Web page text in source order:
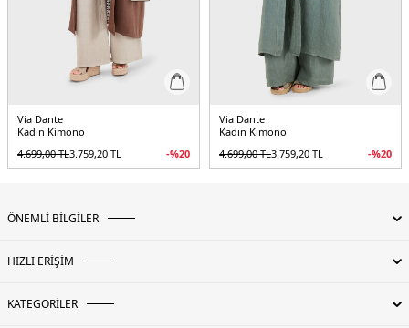
Via Dante
Kadın Kimono
4.699,00TL3.759,20 TL -%20
Via Dante
Kadın Kimono
4.699,00TL3.759,20 TL -%20
ÖNEMLİ BİLGİLER
HIZLI ERİŞİM
KATEGORİLER